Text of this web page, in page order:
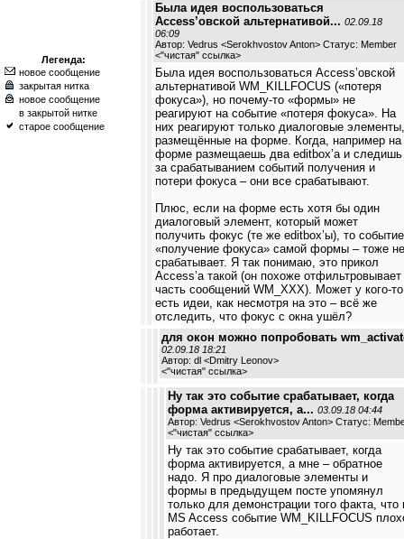
Легенда:
новое сообщение
закрытая нитка
новое сообщение
в закрытой нитке
старое сообщение
Была идея воспользоваться
Access’овской альтернативой... 02.09.18
06:09
Автор: Vedrus <Serokhvostov Anton> Статус: Member
<"чистая" ссылка>
Была идея воспользоваться Access’овской
альтернативой WM_KILLFOCUS («потеря
фокуса»), но почему-то «формы» не
реагируют на событие «потеря фокуса». На
них реагируют только диалоговые элементы,
размещённые на форме. Когда, например на
форме размещаешь два editbox’а и следишь
за срабатыванием событий получения и
потери фокуса – они все срабатывают.
Плюс, если на форме есть хотя бы один
диалоговый элемент, который может
получить фокус (те же editbox’ы), то событие
«получение фокуса» самой формы – тоже не
срабатывает. Я так понимаю, это прикол
Access’а такой (он похоже отфильтровывает
часть сообщений WM_XXX). Может у кого-то
есть идеи, как несмотря на это – всё же
отследить, что фокус с окна ушёл?
для окон можно попробовать
02.09.18 18:21
Автор: dl <Dmitry Leonov>
<"чистая" ссылка>
Ну так это событие срабатывает, когда
форма активируется, а... 03.09.18 04:44
Автор: Vedrus <Serokhvostov Anton> Статус:
<"чистая" ссылка>
Ну так это событие срабатывает, когда
форма активируется, а мне – обратное
надо. Я про диалоговые элементы и
формы в предыдущем посте упомянул
только для демонстрации того факта, что
MS Access событие WM_KILLFOCUS
работает.